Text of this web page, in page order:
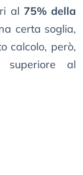
al 75% della
certa soglia,
calcolo, però,
al